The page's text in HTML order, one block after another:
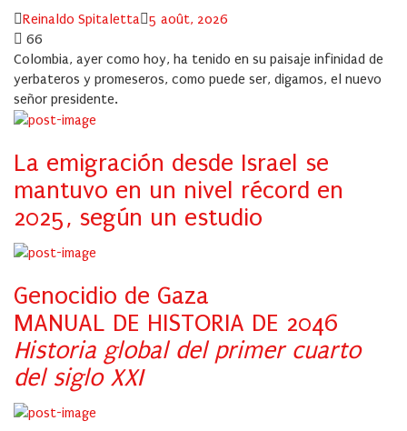
Author
Reinaldo Spitaletta Posted
5 août, 2026
66
Colombia, ayer como hoy, ha tenido en su paisaje infinidad de
yerbateros y promeseros, como puede ser, digamos, el nuevo
señor presidente.
La emigración desde Israel se
mantuvo en un nivel récord en
2025, según un estudio
Genocidio de Gaza
MANUAL DE HISTORIA DE 2046
Historia global del primer cuarto
del siglo XXI